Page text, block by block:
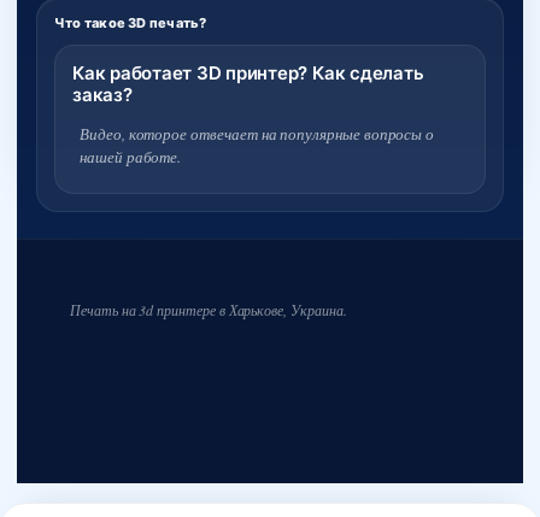
Что такое 3D печать?
Как работает 3D принтер? Как сделать
заказ?
Видео, которое отвечает на популярные вопросы о
нашей работе.
Печать на 3d принтере в Харькове, Украина.